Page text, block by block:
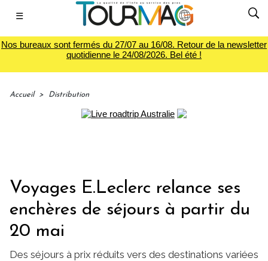
☰
Nos bureaux sont fermés du 27/07 au 16/08. Retour de la newsletter
quotidienne le 24/08/2026. Bel été !
Accueil > Distribution
Voyages E.Leclerc relance ses
enchères de séjours à partir du
20 mai
Des séjours à prix réduits vers des destinations variées